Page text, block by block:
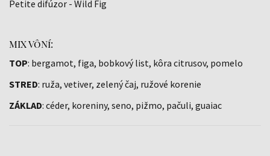
Petite difúzor - Wild Fig
MIX VôNí:
TOP: bergamot, figa, bobkový list, kôra citrusov, pomelo
STRED: ruža, vetiver, zelený čaj, ružové korenie
ZÁKLAD: céder, koreniny, seno, pižmo, pačuli, guaiac